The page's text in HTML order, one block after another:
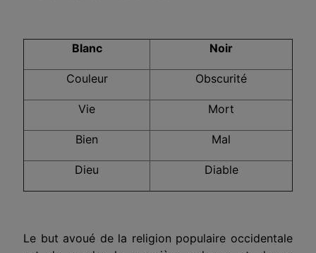
Blanc Noir
Couleur Obscurité
Vie Mort
Bien Mal
Dieu Diable
Le but avoué de la religion populaire occidentale